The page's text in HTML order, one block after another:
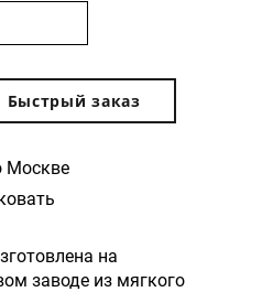
Быстрый заказ
Москве
на
заводе из мягкого